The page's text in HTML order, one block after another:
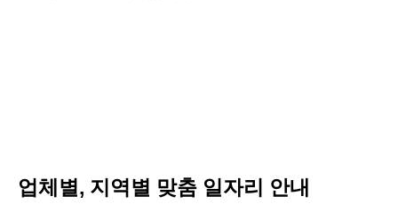
업체별, 지역별 맞춤 일자리 안내